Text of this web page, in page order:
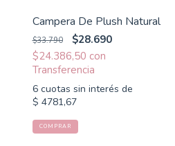
Campera De Plush Natural
$33.790
$28.690
$24.386,50 con
6 cuotas sin interés de
$ 4781,67
COMPRAR